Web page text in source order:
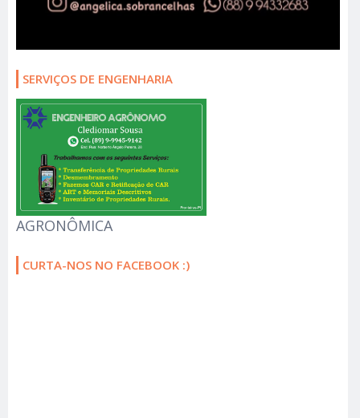
SERVIÇOS DE ENGENHARIA
AGRONÔMICA
CURTA-NOS NO FACEBOOK :)